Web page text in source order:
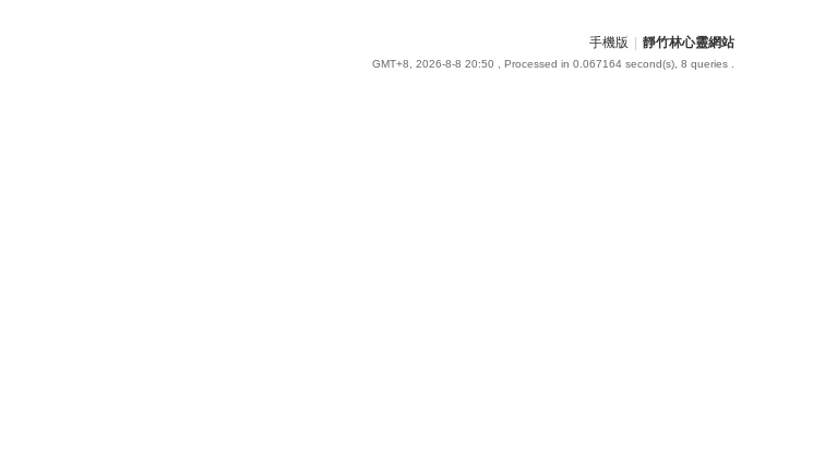
手機版 靜竹林心靈網站
GMT+8, 2026-8-8 20:50 , Processed in 0.067164 second(s), 8 queries .